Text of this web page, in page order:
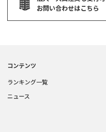
お問い合わせはこちら
コンテンツ
ランキング一覧
ニュース